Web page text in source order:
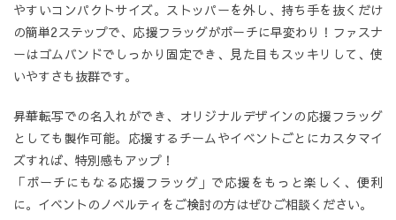
やすいコンパクトサイズ。ストッパーを外し、持ち手を抜くだけ
の簡単2ステップで、応援フラッグがポーチに早変わり！ファスナ
ーはゴムバンドでしっかり固定でき、見た目もスッキリして、使
いやすさも抜群です。
昇華転写での名入れができ、オリジナルデザインの応援フラッグ
としても製作可能。応援するチームやイベントごとにカスタマイ
ズすれば、特別感もアップ！
「ポーチにもなる応援フラッグ」で応援をもっと楽しく、便利
に。イベントのノベルティをご検討の方はぜひご相談ください。